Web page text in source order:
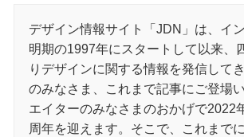
デザイン情報サイト「JDN」は、イ
明期の1997年にスタートして以来、
りデザインに関する情報を発信して
のみなさま、これまで記事にご登場
エイターのみなさまのおかげで2022
周年を迎えます。そこで、これまで